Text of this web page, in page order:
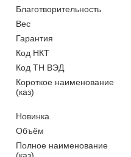
Благотворительность
Вес
Гарантия
Код НКТ
Код ТН ВЭД
Короткое наименование
(каз)
Новинка
Объём
Полное наименование
(каз)